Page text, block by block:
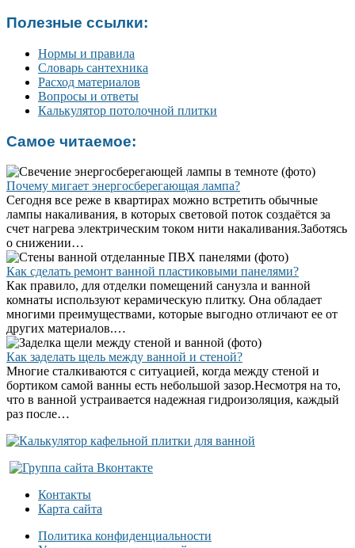
Полезные ссылки:
Нормы и правила
Словарь сантехника
Расход материалов
Вопросы и ответы
Калькулятор потолочной плитки
Самое читаемое:
Почему мигает энергосберегающая лампа?
Сегодня все реже в квартирах можно встретить обычные
лампы накаливания, в которых световой поток создаётся за
счет нагрева электрическим током нити накаливания.Заботясь
о снижении…
Как сделать ремонт ванной пластиковыми панелями?
Как правило, для отделки помещений санузла и ванной
комнаты используют керамическую плитку. Она обладает
многими преимуществами, которые выгодно отличают ее от
других материалов.…
Как заделать щель между ванной и стеной?
Многие сталкиваются с ситуацией, когда между стеной и
бортиком самой ванны есть небольшой зазор.Несмотря на то,
что в ванной устраивается надежная гидроизоляция, каждый
раз после…
Контакты
Карта сайта
Политика конфиденциальности